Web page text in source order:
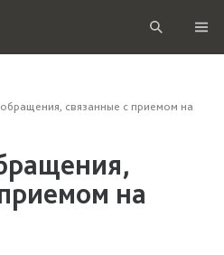
связанные с приемом на
на